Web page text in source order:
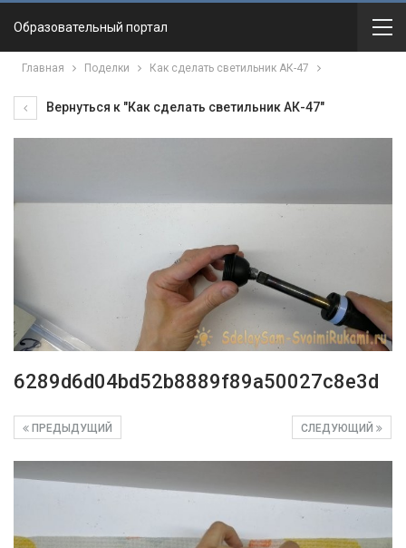
Образовательный портал
Главная Поделки Как сделать светильник АК-47
Вернуться к "Как сделать светильник АК-47"
6289d6d04bd52b8889f89a50027c8e3d
СЛЕДУЮЩИЙ
ПРЕДЫДУЩИЙ